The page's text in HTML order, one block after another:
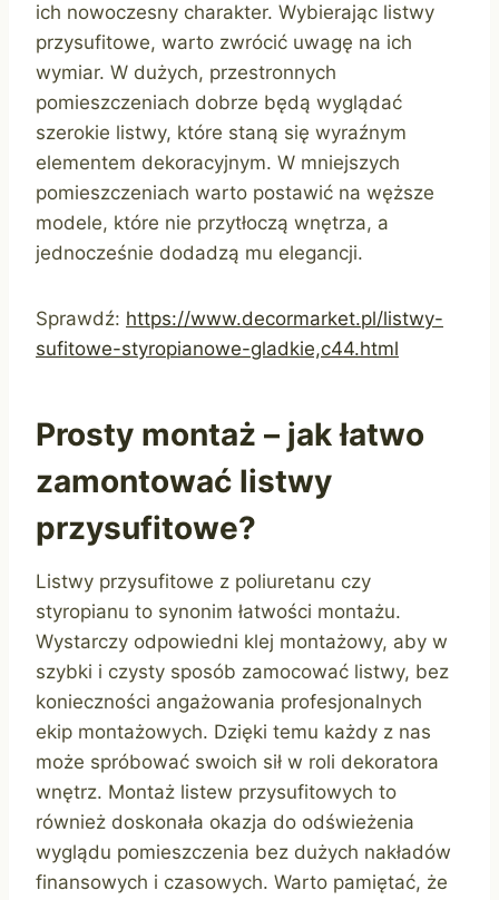
ich nowoczesny charakter. Wybierając listwy
przysufitowe, warto zwrócić uwagę na ich
wymiar. W dużych, przestronnych
pomieszczeniach dobrze będą wyglądać
szerokie listwy, które staną się wyraźnym
elementem dekoracyjnym. W mniejszych
pomieszczeniach warto postawić na węższe
modele, które nie przytłoczą wnętrza, a
jednocześnie dodadzą mu elegancji.
Sprawdź: https://www.decormarket.pl/listwy-
sufitowe-styropianowe-gladkie,c44.html
Prosty montaż – jak łatwo
zamontować listwy
przysufitowe?
Listwy przysufitowe z poliuretanu czy
styropianu to synonim łatwości montażu.
Wystarczy odpowiedni klej montażowy, aby w
szybki i czysty sposób zamocować listwy, bez
konieczności angażowania profesjonalnych
ekip montażowych. Dzięki temu każdy z nas
może spróbować swoich sił w roli dekoratora
wnętrz. Montaż listew przysufitowych to
również doskonała okazja do odświeżenia
wyglądu pomieszczenia bez dużych nakładów
finansowych i czasowych. Warto pamiętać, że